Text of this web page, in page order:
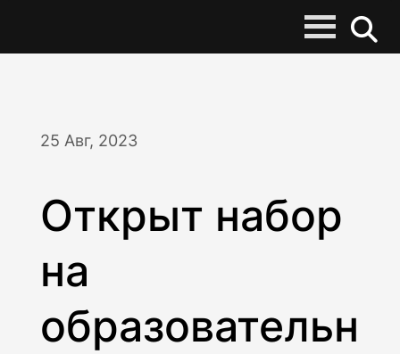
25 Авг, 2023
Открыт набор
на
образовательн